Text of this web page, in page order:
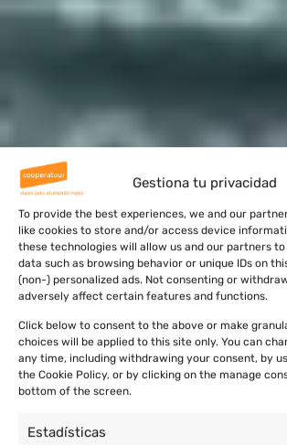
Gestiona tu privacidad
To provide the best experiences, we and our
like cookies to store and/or access device
these technologies will allow us and our partners
data such as browsing behavior or unique IDs on
(non-) personalized ads. Not consenting or
adversely affect certain features and functions.
Click below to consent to the above or make
choices will be applied to this site only. You can
any time, including withdrawing your consent, by
the Cookie Policy, or by clicking on the manage
bottom of the screen.
Estadísticas